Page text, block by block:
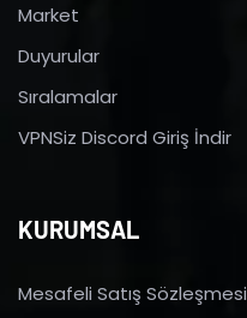
Market
Duyurular
Sıralamalar
VPNSiz Discord Giriş İndir
KURUMSAL
Mesafeli Satış Sözleşmesi